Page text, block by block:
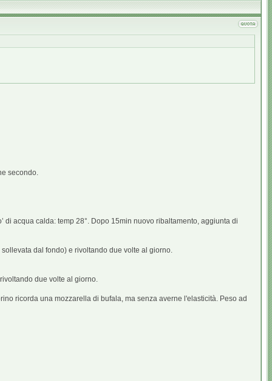
secondo.
acqua calda: temp 28°. Dopo 15min nuovo ribaltamento, aggiunta di
dal fondo) e rivoltando due volte al giorno.
due volte al giorno.
ricorda una mozzarella di bufala, ma senza averne l'elasticità. Peso ad